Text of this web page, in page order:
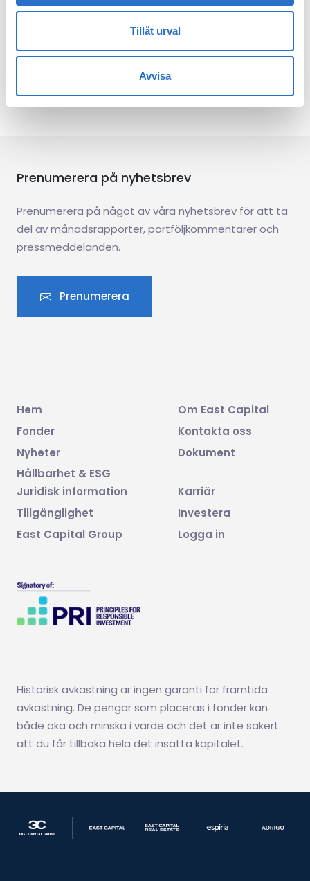
Tillåt urval
Avvisa
Prenumerera på nyhetsbrev
Prenumerera på något av våra nyhetsbrev för att ta
del av månadsrapporter, portföljkommentarer och
pressmeddelanden.
Prenumerera
Hem
Fonder
Nyheter
Hållbarhet & ESG
Om East Capital
Kontakta oss
Dokument
Juridisk information
Tillgänglighet
East Capital Group
Karriär
Investera
Logga in
Historisk avkastning är ingen garanti för framtida
avkastning. De pengar som placeras i fonder kan
både öka och minska i värde och det är inte säkert
att du får tillbaka hela det insatta kapitalet.